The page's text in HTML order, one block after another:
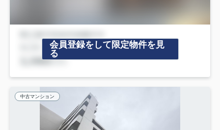
会員登録をして限定物件を見
る
中古マンション